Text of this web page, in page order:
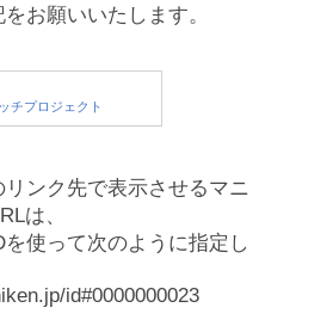
お願いいたします。
ンク先で表示させるマニ
は、
使って次のように指定し
id#0000000023